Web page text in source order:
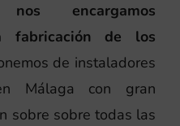
encargamos
fabricación de los
de instaladores
Málaga con gran
sobre sobre todas las